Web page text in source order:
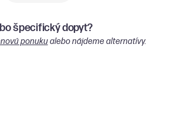
špecifický dopyt?
ponukualebo nájdeme alternatívy.